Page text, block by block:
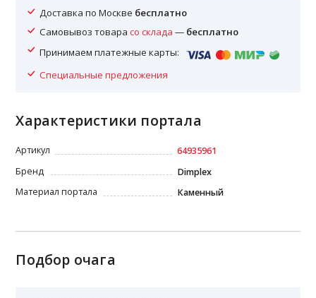
Доставка по Москве бесплатно
Самовывоз товарасо склада — бесплатно
Принимаем платежные карты:
Специальные предложения
Характеристики портала
Артикул
64935961
Бренд
Dimplex
Материал портала
Каменный
Подбор очага